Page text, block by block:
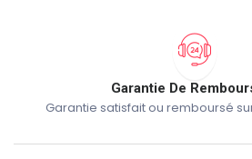
Garantie De
Garantie satisfait ou remboursé